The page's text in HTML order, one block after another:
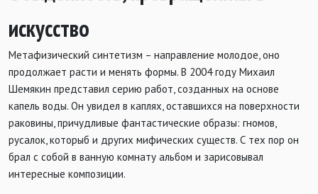
искусство
Метафизический синтетизм – направление молодое, оно
продолжает расти и менять формы. В 2004 году Михаил
Шемякин представил серию работ, созданных на основе
капель воды. Он увидел в каплях, оставшихся на поверхности
раковины, причудливые фантастические образы: гномов,
русалок, которыб и других мифических существ. С тех пор он
брал с собой в ванную комнату альбом и зарисовывал
интересные композиции.